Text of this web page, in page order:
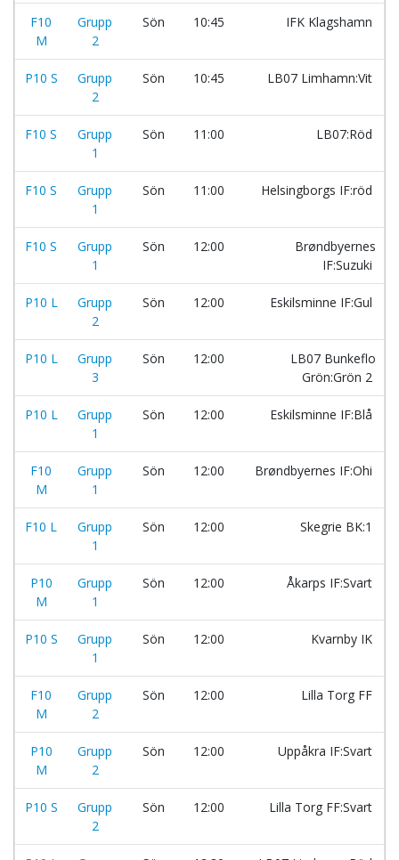
F10
M
Grupp
2
Sön 10:45 IFK Klagshamn
P10 S
Grupp
2
Sön 10:45 LB07 Limhamn:Vit
F10 S
Grupp
1
Sön 11:00 LB07:Röd
F10 S
Grupp
1
Sön 11:00 Helsingborgs IF:röd
F10 S
Grupp
1
Sön 12:00
Brøndbyernes
IF:Suzuki
P10 L
Grupp
2
Sön 12:00 Eskilsminne IF:Gul
P10 L
Grupp
3
Sön 12:00
LB07 Bunkeflo
Grön:Grön 2
P10 L
Grupp
1
Sön 12:00 Eskilsminne IF:Blå
F10
M
Grupp
1
Sön 12:00 Brøndbyernes IF:Ohi
F10 L
Grupp
1
Sön 12:00 Skegrie BK:1
P10
M
Grupp
1
Sön 12:00 Åkarps IF:Svart
P10 S
Grupp
1
Sön 12:00 Kvarnby IK
F10
M
Grupp
2
Sön 12:00 Lilla Torg FF
P10
M
Grupp
2
Sön 12:00 Uppåkra IF:Svart
P10 S
Grupp
2
Sön 12:00 Lilla Torg FF:Svart